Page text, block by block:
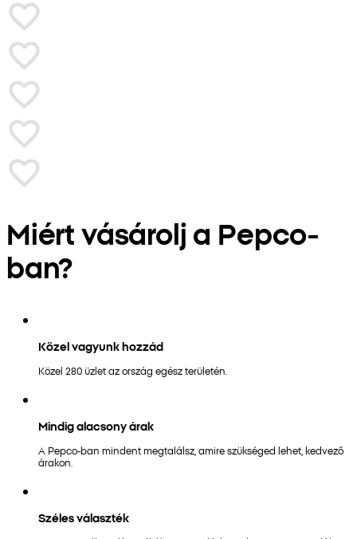
Miért vásárolj a Pepco-
ban?
Közel vagyunk hozzád
Közel 280 üzlet az ország egész területén.
Mindig alacsony árak
A Pepco-ban mindent megtalálsz, amire szükséged lehet, kedvező
árakon.
Széles választék